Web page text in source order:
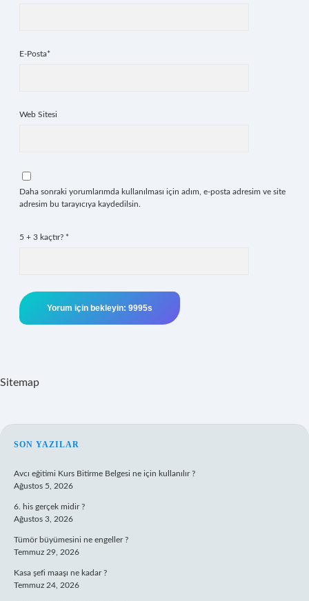
E-Posta*
Web Sitesi
Daha sonraki yorumlarımda kullanılması için adım, e-posta adresim ve site
adresim bu tarayıcıya kaydedilsin.
5 + 3 kaçtır? *
Sitemap
SIDEBAR
SON YAZILAR
Avcı eğitimi Kurs Bitirme Belgesi ne için kullanılır ?
Ağustos 5, 2026
6. his gerçek midir ?
Ağustos 3, 2026
Tümör büyümesini ne engeller ?
Temmuz 29, 2026
Kasa şefi maaşı ne kadar ?
Temmuz 24, 2026